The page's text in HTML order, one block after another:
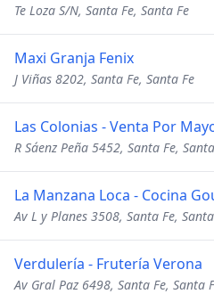
Te Loza S/N, Santa Fe, Santa Fe
Maxi Granja Fenix
J Viñas 8202, Santa Fe, Santa Fe
Las Colonias - Venta Por
R Sáenz Peña 5452, Santa Fe,
La Manzana Loca - Cocina
Av L y Planes 3508, Santa Fe,
Verdulería - Frutería Verona
Av Gral Paz 6498, Santa Fe, Santa